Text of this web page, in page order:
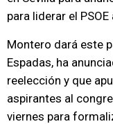
para liderar el
Montero dará este
Espadas, ha
reelección y que
aspirantes al
viernes para